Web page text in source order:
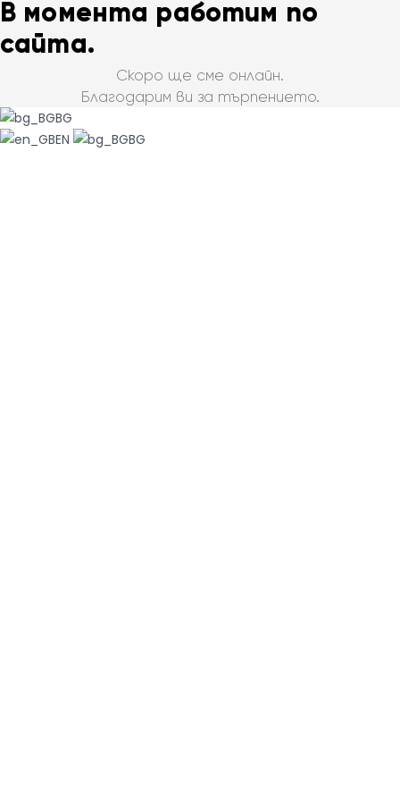
В момента работим по
сайта.
Скоро ще сме онлайн.
Благодарим ви за търпението.
BG
EN
BG